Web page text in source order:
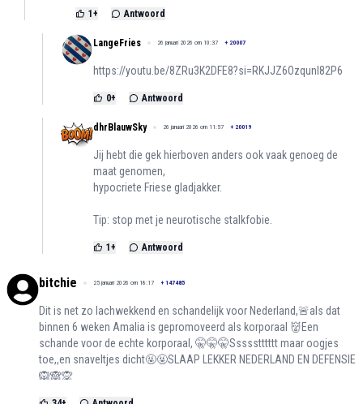
1 + Antwoord
LangeFries 26 januari 2026 om 10:37 + 20007
https://youtu.be/8ZRu3K2DFE8?si=RKJJZ6OzqunI82P6
0+ Antwoord
dhrBlauwSky 26 januari 2026 om 11:57 + 20019
Jij hebt die gek hierboven anders ook vaak genoeg de
maat genomen,
hypocriete Friese gladjakker.
Tip: stop met je neurotische stalkfobie.
1 + Antwoord
bitchie 25 januari 2026 om 18:17 + 147485
Dit is net zo lachwekkend en schandelijk voor Nederland,🚨als dat
binnen 6 weken Amalia is gepromoveerd als korporaal 👹Een
schande voor de echte korporaal, 🤫🤫🤫Ssssstttttt maar oogjes
toe,,en snaveltjes dicht🤬🤬SLAAP LEKKER NEDERLAND EN DEFENSIE
🙉🙈🙊